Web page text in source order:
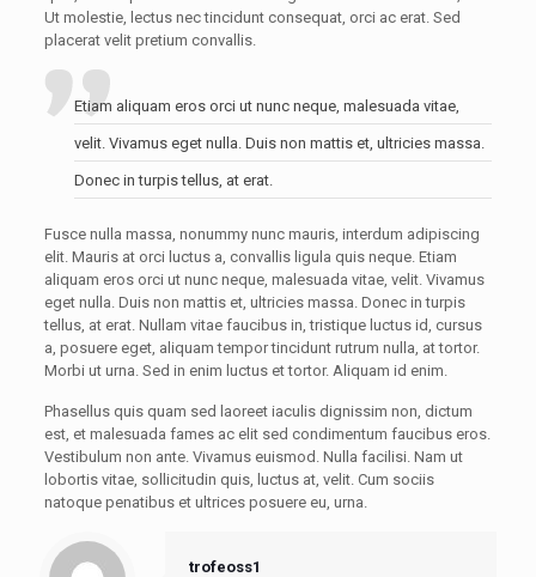
Ut molestie, lectus nec tincidunt consequat, orci ac erat. Sed
placerat velit pretium convallis.
Etiam aliquam eros orci ut nunc neque, malesuada vitae,
velit. Vivamus eget nulla. Duis non mattis et, ultricies massa.
Donec in turpis tellus, at erat.
Fusce nulla massa, nonummy nunc mauris, interdum adipiscing
elit. Mauris at orci luctus a, convallis ligula quis neque. Etiam
aliquam eros orci ut nunc neque, malesuada vitae, velit. Vivamus
eget nulla. Duis non mattis et, ultricies massa. Donec in turpis
tellus, at erat. Nullam vitae faucibus in, tristique luctus id, cursus
a, posuere eget, aliquam tempor tincidunt rutrum nulla, at tortor.
Morbi ut urna. Sed in enim luctus et tortor. Aliquam id enim.
Phasellus quis quam sed laoreet iaculis dignissim non, dictum
est, et malesuada fames ac elit sed condimentum faucibus eros.
Vestibulum non ante. Vivamus euismod. Nulla facilisi. Nam ut
lobortis vitae, sollicitudin quis, luctus at, velit. Cum sociis
natoque penatibus et ultrices posuere eu, urna.
trofeoss1